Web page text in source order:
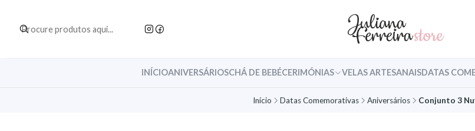
INÍCIOANIVERSÁRIOSCHÁ DE BEBÉCERIMÓNIAS VELAS ARTESANAISDATAS
Início Datas Comemorativas Aniversários Conjunto 3